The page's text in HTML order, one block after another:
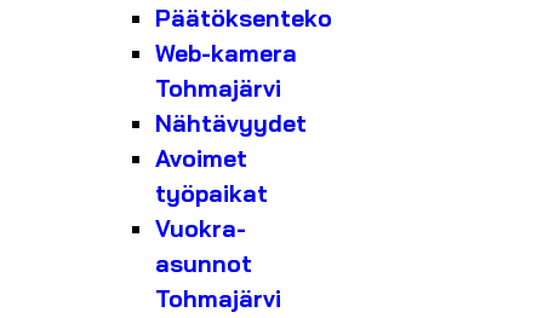
Päätöksenteko
Web-kamera
Tohmajärvi
Nähtävyydet
Avoimet
työpaikat
Vuokra-
asunnot
Tohmajärvi